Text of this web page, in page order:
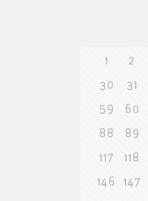
1 2
30 31
59 60
88 89
117 118
146 147